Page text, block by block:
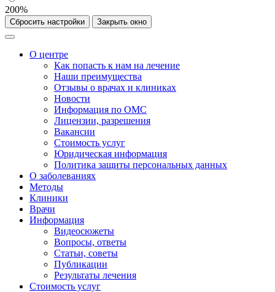
200%
Сбросить настройки Закрыть окно
О центре
Как попасть к нам на лечение
Наши преимущества
Отзывы о врачах и клиниках
Новости
Информация по ОМС
Лицензии, разрешения
Вакансии
Стоимость услуг
Юридическая информация
Политика защиты персональных данных
О заболеваниях
Методы
Клиники
Врачи
Информация
Видеосюжеты
Вопросы, ответы
Статьи, советы
Публикации
Результаты лечения
Стоимость услуг